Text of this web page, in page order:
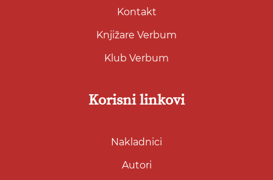
Kontakt
Knjižare Verbum
Klub Verbum
Korisni linkovi
Nakladnici
Autori